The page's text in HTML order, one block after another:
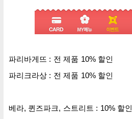
파리바게뜨 : 전 제품 10% 할인
파리크라상 : 전 제품 10% 할인
베라, 퀸즈파크, 스트리트 : 10% 할인